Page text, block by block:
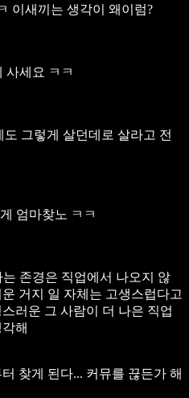
이새끼는 생각이 왜이럼?
사세요 ㅋㅋ
도 그렇게 살던데로 살라고 전
엄마찾노 ㅋㅋ
는 존경은 직업에서 나오지 않
거지 일 자체는 고생스럽다고
러운 그 사람이 더 나은 직업
해
찾게 된다... 커뮤를 끊든가 해